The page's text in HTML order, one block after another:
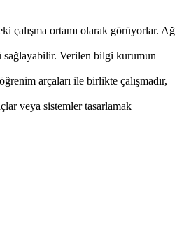
çalışma ortamı olarak görüyorlar. Ağ
sağlayabilir. Verilen bilgi kurumun
arçaları ile birlikte çalışmadır,
veya sistemler tasarlamak